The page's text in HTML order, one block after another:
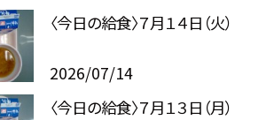
〈今日の給食〉７月１４日（火）
2026/07/14
〈今日の給食〉７月１３日（月）